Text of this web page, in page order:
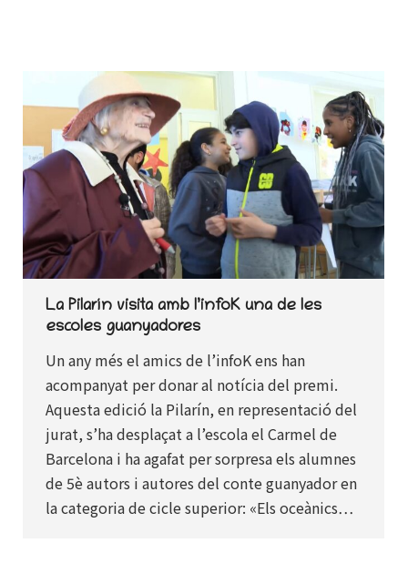
La Pilarín visita amb l’infoK una de les
escoles guanyadores
Un any més el amics de l’infoK ens han
acompanyat per donar al notícia del premi.
Aquesta edició la Pilarín, en representació del
jurat, s’ha desplaçat a l’escola el Carmel de
Barcelona i ha agafat per sorpresa els alumnes
de 5è autors i autores del conte guanyador en
la categoria de cicle superior: «Els oceànics…